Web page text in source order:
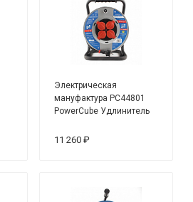
Электрическая
мануфактура PC44801
PowerCube Удлинитель
розетки, морозостойкий,
11 260 ₽